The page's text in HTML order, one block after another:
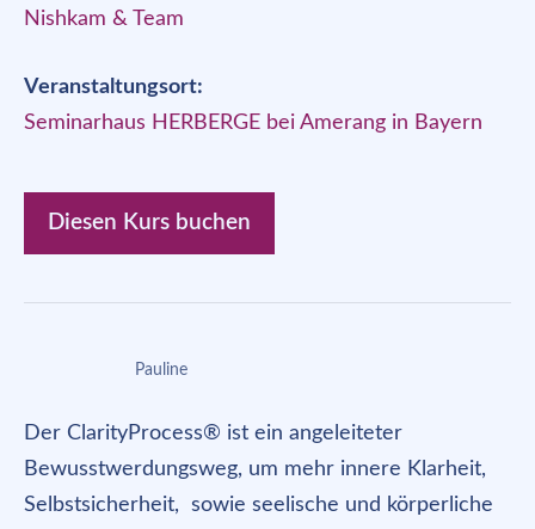
Nishkam & Team
Veranstaltungsort:
Seminarhaus HERBERGE bei Amerang in Bayern
Diesen Kurs buchen
Pauline
Der ClarityProcess® ist ein angeleiteter
Bewusstwerdungsweg, um mehr innere Klarheit,
Selbstsicherheit, sowie seelische und körperliche